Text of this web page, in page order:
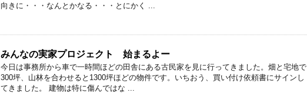
向きに・・・なんとかなる・・・とにかく ...
みんなの実家プロジェクト 始まるよー
今日は事務所から車で一時間ほどの田舎にある古民家を見に行ってきました。畑と宅地で
300坪、山林を合わせると1300坪ほどの物件です。いちおう、買い付け依頼書にサインし
てきました。 建物は特に傷んではな ...